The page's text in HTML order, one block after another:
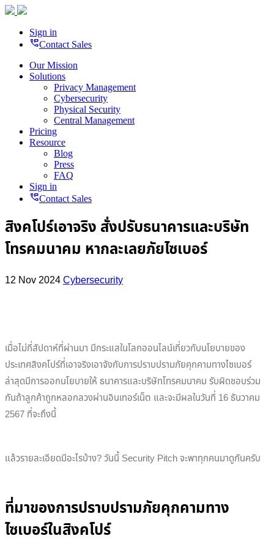
Sign in
perm_phone_msgContact Sales
Our Mission
Solutions
Privacy Management
Cybersecurity
Physical Security
Central Management
Pricing
Resource
Blog
Press
FAQ
Sign in
perm_phone_msgContact Sales
สิงคโปร์เอาจริง สั่งปรับธนาคารและบริษัท
โทรคมนาคม หากละเลยภัยไซเบอร์
12 Nov 2024Cybersecurity
เมื่อไม่กี่สัปดาห์ที่ผ่านมา มีกระแสในโลกออนไลน์เกี่ยวกับนโยบายของ
ประเทศสิงคโปร์ที่เอาจริงเอาจังกับการปราบปรามภัยคุกคามทางไซเบอร์
ล่าสุดมีการออกนโยบายให้ ธนาคารและบริษัทโทรคมนาคม รับผิดชอบร่วม
กันถ้าลูกค้าถูกหลอกลวงผ่านอินเทอร์เน็ต และจะมีผลในวันที่ 16 ธันวาคม
2567 ที่จะถึงนี้
แล้วรายละเอียดมีอะไรบ้าง? วันนี้ Security Pitch จะพาทุกคนมาดูกันครับ
ที่มาของการปราบปรามภัยคุกคามทาง
ไซเบอร์ในสิงคโปร์